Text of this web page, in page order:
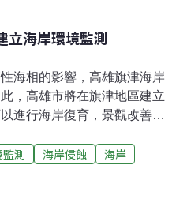
立海岸環境監測
海相的影響，高雄旗津海岸
，高雄市將在旗津地區建立
進行海岸復育，景觀改善工
測 海岸侵蝕
海岸